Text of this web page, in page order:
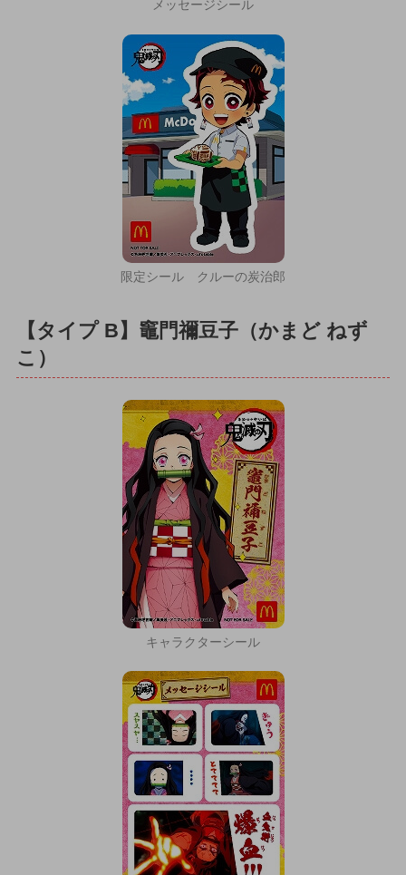
メッセージシール
限定シール クルーの炭治郎
【タイプ B】竈門禰豆子（かまど ねず
こ）
キャラクターシール